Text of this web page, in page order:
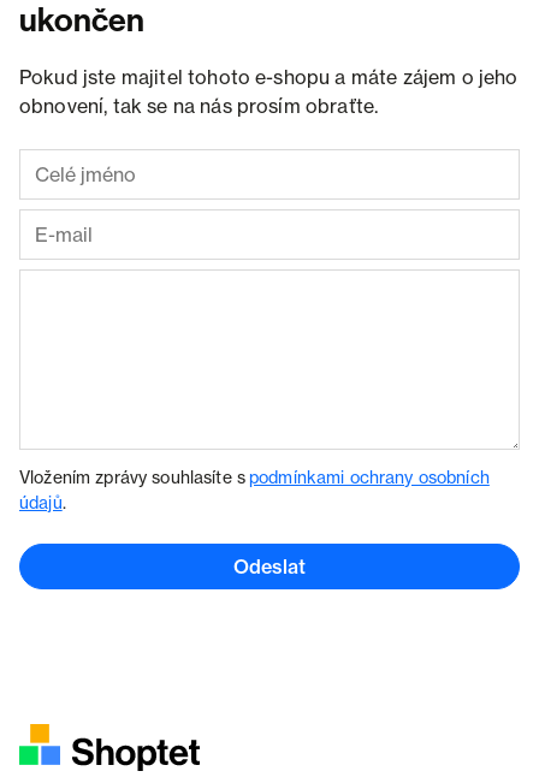
ukončen
Pokud jste majitel tohoto e-shopu a máte zájem o jeho
obnovení, tak se na nás prosím obraťte.
Vložením zprávy souhlasíte spodmínkami ochrany osobních
údajů.
Odeslat